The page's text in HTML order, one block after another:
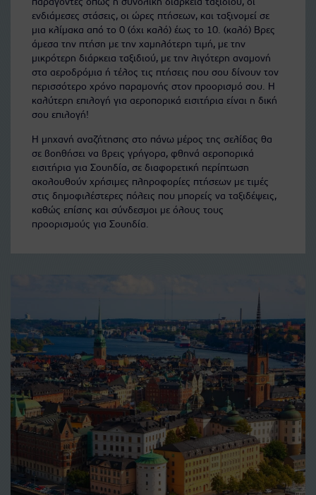
παράγοντες όπως η συνολική διάρκεια ταξιδιού, οι
ενδιάμεσες στάσεις, οι ώρες πτήσεων, και ταξινομεί σε
μια κλίμακα από το 0 (όχι καλό) έως το 10. (καλό) Βρες
άμεσα την πτήση με την χαμηλότερη τιμή, με την
μικρότερη διάρκεια ταξιδιού, με την λιγότερη αναμονή
στα αεροδρόμια ή τέλος τις πτήσεις που σου δίνουν τον
περισσότερο χρόνο παραμονής στον προορισμό σου. Η
καλύτερη επιλογή για αεροπορικά εισιτήρια είναι η δική
σου επιλογή!
Η μηχανή αναζήτησης στο πάνω μέρος της σελίδας θα
σε βοηθήσει να βρεις γρήγορα, φθηνά αεροπορικά
εισιτήρια για Σουηδία, σε διαφορετική περίπτωση
ακολουθούν χρήσιμες πληροφορίες πτήσεων με τιμές
στις δημοφιλέστερες πόλεις που μπορείς να ταξιδέψεις,
καθώς επίσης και σύνδεσμοι με όλους τους
προορισμούς για Σουηδία.